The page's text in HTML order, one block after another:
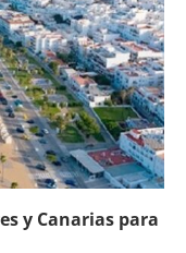
y Canarias para